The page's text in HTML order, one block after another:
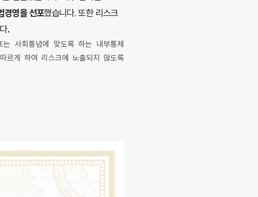
경영을 선포했습니다. 또한 리스크
.
사회통념에 맞도록 하는 내부통제
르게 하여 리스크에 노출되지 않도록